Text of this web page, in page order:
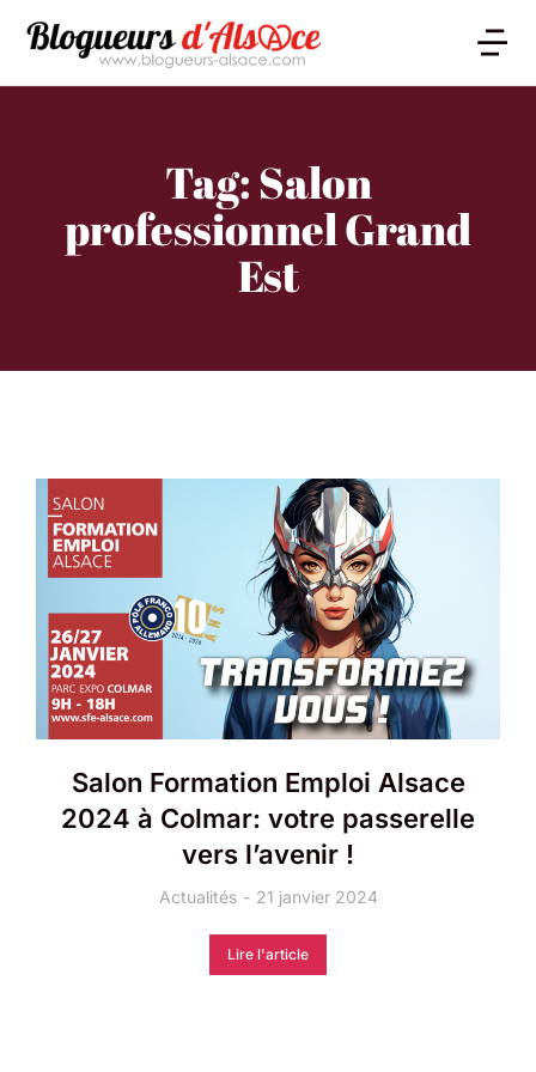
Tag: Salon
professionnel Grand
Est
Salon Formation Emploi Alsace
2024 à Colmar: votre passerelle
vers l’avenir !
Actualités 21 janvier 2024
Lire l'article